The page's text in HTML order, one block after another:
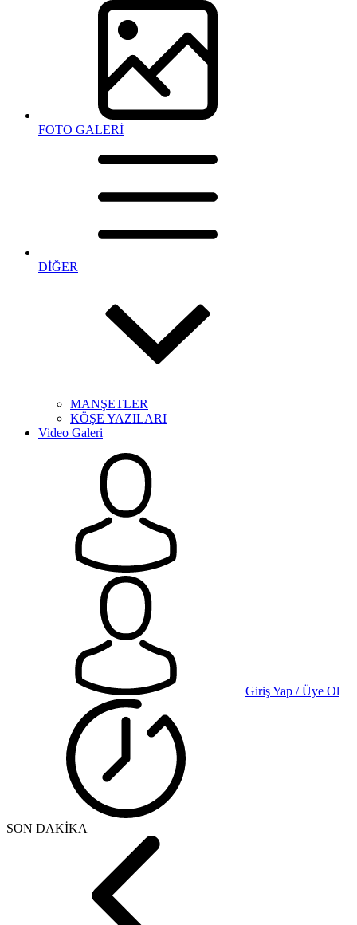
FOTO GALERİ
DİĞER
MANŞETLER
KÖŞE YAZILARI
Video Galeri
Giriş Yap / Üye Ol
SON DAKİKA